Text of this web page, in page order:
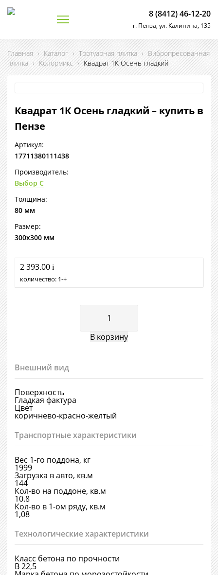
8 (8412) 46-12-20
г. Пенза, ул. Калинина, 135
Главная › Каталог › Тротуарная плитка › Вибропресованная
плитка › Колормикс › Квадрат 1К Осень гладкий
Квадрат 1К Осень гладкий – купить в
Пензе
Артикул:
17711380111438
Производитель:
Выбор С
Толщина:
80 мм
Размер:
300х300 мм
2 393.00 i
количество: 1 +
Внешний вид
Поверхность
Гладкая фактура
Цвет
коричнево-красно-желтый
Транспортные характеристики
Вес 1-го поддона, кг
1999
Загрузка в авто, кв.м
144
Кол-во на поддоне, кв.м
10.8
Кол-во в 1-ом ряду, кв.м
1,08
Технологические характеристики
Класс бетона по прочности
В 22,5